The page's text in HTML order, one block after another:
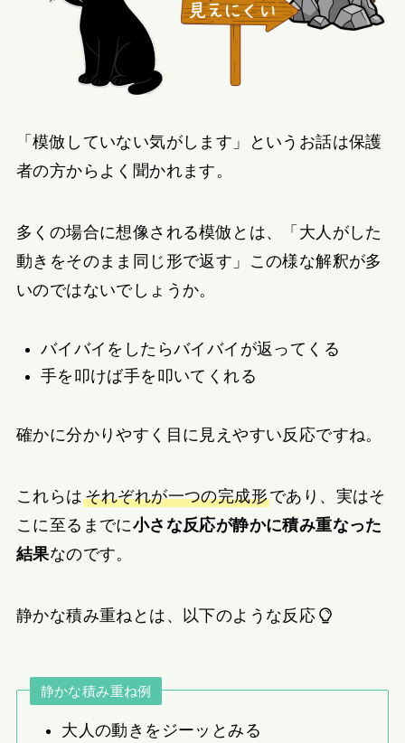
「模倣していない気がします」というお話は保護
者の方からよく聞かれます。
多くの場合に想像される模倣とは、「大人がした
動きをそのまま同じ形で返す」この様な解釈が多
いのではないでしょうか。
バイバイをしたらバイバイが返ってくる
手を叩けば手を叩いてくれる
確かに分かりやすく目に見えやすい反応ですね。
これらはそれぞれが一つの完成形であり、実はそ
こに至るまでに小さな反応が静かに積み重なった
結果なのです。
静かな積み重ねとは、以下のような反応
静かな積み重ね例
大人の動きをジーッとみる